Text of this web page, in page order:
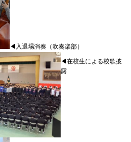
◀入退場演奏（吹奏楽部）
◀在校生による校歌披
露